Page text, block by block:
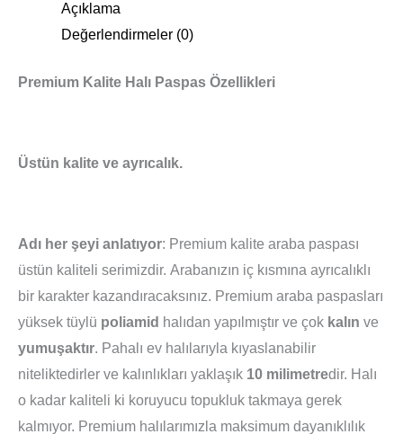
Açıklama
Değerlendirmeler (0)
Premium Kalite Halı Paspas Özellikleri
Üstün kalite ve ayrıcalık.
Adı her şeyi anlatıyor: Premium kalite araba paspası
üstün kaliteli serimizdir. Arabanızın iç kısmına ayrıcalıklı
bir karakter kazandıracaksınız. Premium araba paspasları
yüksek tüylü poliamid halıdan yapılmıştır ve çok kalın ve
yumuşaktır. Pahalı ev halılarıyla kıyaslanabilir
niteliktedirler ve kalınlıkları yaklaşık 10 milimetredir. Halı
o kadar kaliteli ki koruyucu topukluk takmaya gerek
kalmıyor. Premium halılarımızla maksimum dayanıklılık